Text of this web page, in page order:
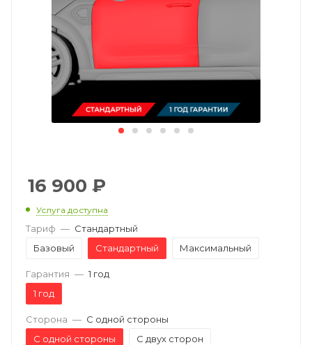
16 900 ₽
Услуга доступна
Тариф — Стандартный
Базовый
Стандартный Максимальный
Гарантия — 1 год
1 год
Сторона — С одной стороны
С одной стороны
С двух сторон